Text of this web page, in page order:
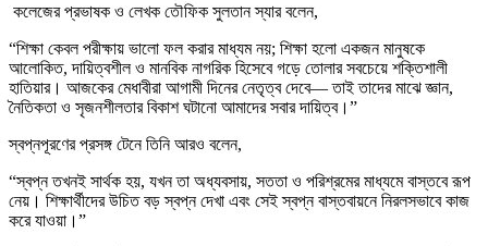
কলেজের প্রভাষক ও লেখক তৌফিক সুলতান স্যার বলেন,
“শিক্ষা কেবল পরীক্ষায় ভালো ফল করার মাধ্যম নয়; শিক্ষা হলো একজন মানুষকে
আলোকিত, দায়িত্বশীল ও মানবিক নাগরিক হিসেবে গড়ে তোলার সবচেয়ে শক্তিশালী
হাতিয়ার। আজকের মেধাবীরা আগামী দিনের নেতৃত্ব দেবে— তাই তাদের মাঝে জ্ঞান,
নৈতিকতা ও সৃজনশীলতার বিকাশ ঘটানো আমাদের সবার দায়িত্ব।”
স্বপ্নপূরণের প্রসঙ্গ টেনে তিনি আরও বলেন,
“স্বপ্ন তখনই সার্থক হয়, যখন তা অধ্যবসায়, সততা ও পরিশ্রমের মাধ্যমে বাস্তবে রূপ
নেয়। শিক্ষার্থীদের উচিত বড় স্বপ্ন দেখা এবং সেই স্বপ্ন বাস্তবায়নে নিরলসভাবে কাজ
করে যাওয়া।”